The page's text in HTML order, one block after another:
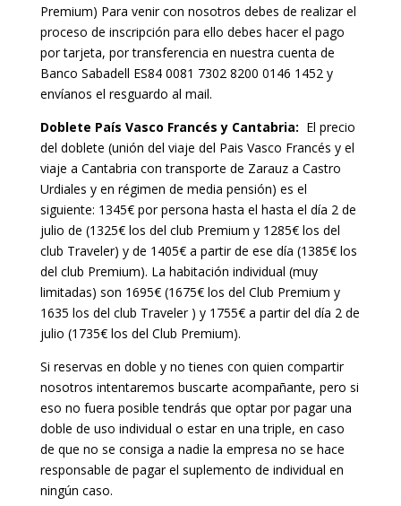
Premium) Para venir con nosotros debes de realizar el
proceso de inscripción para ello debes hacer el pago
por tarjeta, por transferencia en nuestra cuenta de
Banco Sabadell ES84 0081 7302 8200 0146 1452 y
envíanos el resguardo al mail.
Doblete País Vasco Francés y Cantabria: El precio
del doblete (unión del viaje del Pais Vasco Francés y el
viaje a Cantabria con transporte de Zarauz a Castro
Urdiales y en régimen de media pensión) es el
siguiente: 1345€ por persona hasta el hasta el día 2 de
julio de (1325€ los del club Premium y 1285€ los del
club Traveler) y de 1405€ a partir de ese día (1385€ los
del club Premium). La habitación individual (muy
limitadas) son 1695€ (1675€ los del Club Premium y
1635 los del club Traveler ) y 1755€ a partir del día 2 de
julio (1735€ los del Club Premium).
Si reservas en doble y no tienes con quien compartir
nosotros intentaremos buscarte acompañante, pero si
eso no fuera posible tendrás que optar por pagar una
doble de uso individual o estar en una triple, en caso
de que no se consiga a nadie la empresa no se hace
responsable de pagar el suplemento de individual en
ningún caso.